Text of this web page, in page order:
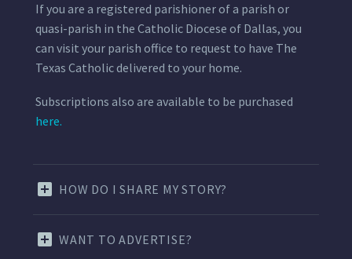
If you are a registered parishioner of a parish or
quasi-parish in the Catholic Diocese of Dallas, you
can visit your parish office to request to have The
Texas Catholic delivered to your home.
Subscriptions also are available to be purchased
here.
HOW DO I SHARE MY STORY?
WANT TO ADVERTISE?